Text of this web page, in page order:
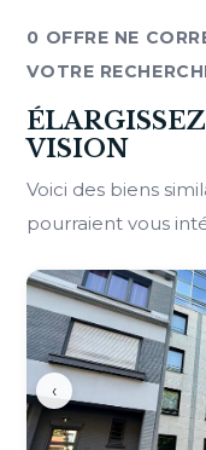
0 OFFRE NE
VOTRE
VISION
Voici des biens
pourraient vous
‹